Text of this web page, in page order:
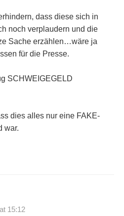
dass diese sich in
noch verplaudern und die
Sache erzählen…wäre ja
für die Presse.
SCHWEIGEGELD
dies alles nur eine FAKE-
war.
15:12